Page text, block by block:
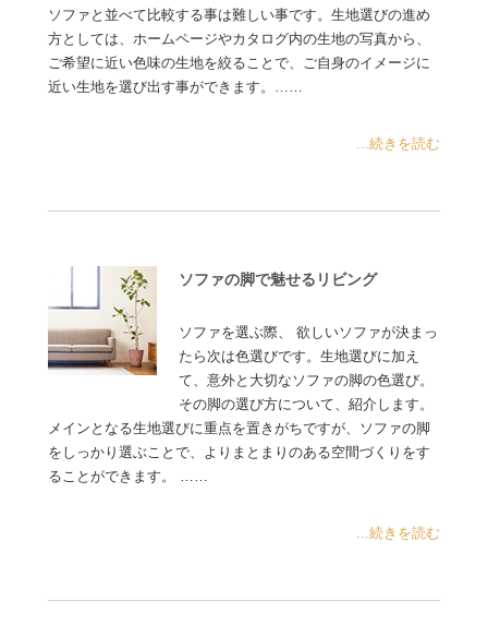
ソファと並べて比較する事は難しい事です。生地選びの進め
方としては、ホームページやカタログ内の生地の写真から、
ご希望に近い色味の生地を絞ることで、ご自身のイメージに
近い生地を選び出す事ができます。……
...続きを読む
ソファの脚で魅せるリビング
ソファを選ぶ際、 欲しいソファが決まっ
たら次は色選びです。生地選びに加え
て、意外と大切なソファの脚の色選び。
その脚の選び方について、紹介します。
メインとなる生地選びに重点を置きがちですが、ソファの脚
をしっかり選ぶことで、よりまとまりのある空間づくりをす
ることができます。 ……
...続きを読む